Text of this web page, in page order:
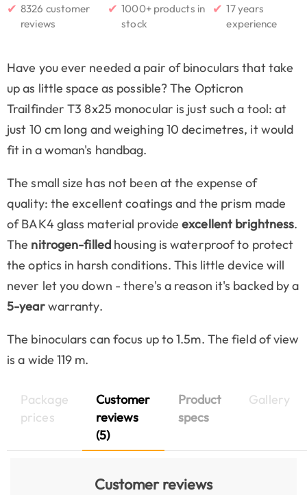
✔ 8326 customer
reviews
✔ 1000+ products in
stock
✔ 17 years
experience
Have you ever needed a pair of binoculars that take
up as little space as possible? The Opticron
Trailfinder T3 8x25 monocular is just such a tool: at
just 10 cm long and weighing 10 decimetres, it would
fit in a woman's handbag.
The small size has not been at the expense of
quality: the excellent coatings and the prism made
of BAK4 glass material provideexcellent brightness.
The nitrogen-filledhousing is waterproof to protect
the optics in harsh conditions. This little device will
never let you down - there's a reason it's backed by a
5-yearwarranty.
The binoculars can focus up to 1.5m. The field of view
is a wide 119 m.
Package
prices
Customer
reviews
(5)
Product
specs
Gallery
Customer reviews